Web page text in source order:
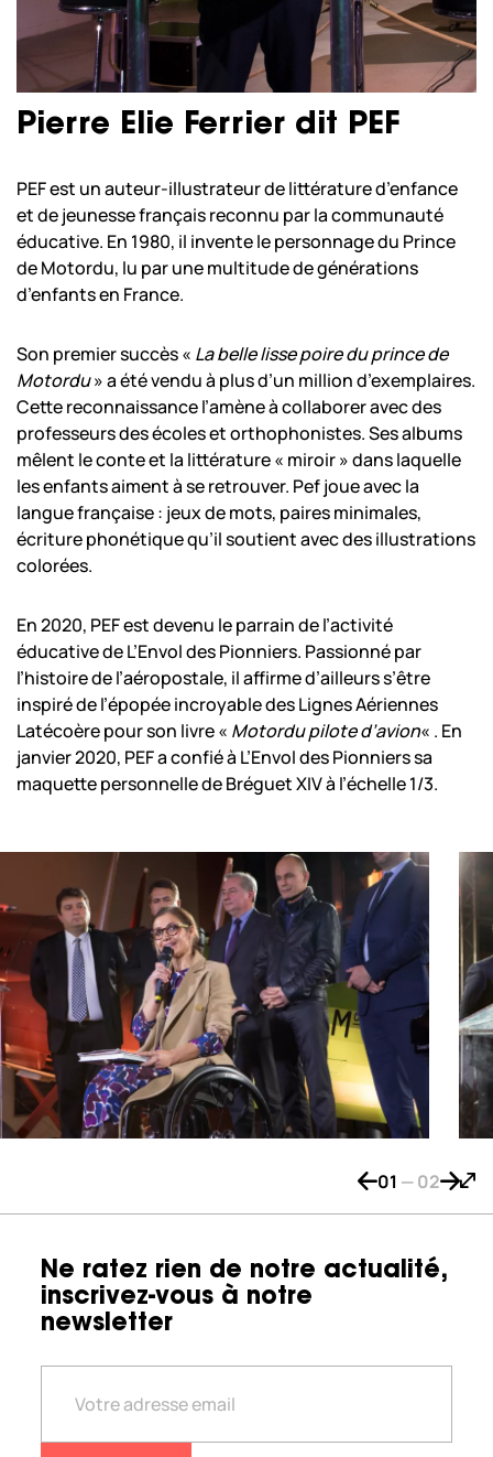
Pierre Elie Ferrier dit PEF
PEF est un auteur-illustrateur de littérature d’enfance
et de jeunesse français reconnu par la communauté
éducative. En 1980, il invente le personnage du Prince
de Motordu, lu par une multitude de générations
d’enfants en France.
Son premier succès « La belle lisse poire du prince de
Motordu» a été vendu à plus d’un million d’exemplaires.
Cette reconnaissance l’amène à collaborer avec des
professeurs des écoles et orthophonistes. Ses albums
mêlent le conte et la littérature « miroir » dans laquelle
les enfants aiment à se retrouver. Pef joue avec la
langue française : jeux de mots, paires minimales,
écriture phonétique qu’il soutient avec des illustrations
colorées.
En 2020, PEF est devenu le parrain de l’activité
éducative de L’Envol des Pionniers. Passionné par
l’histoire de l’aéropostale, il affirme d’ailleurs s’être
inspiré de l’épopée incroyable des Lignes Aériennes
Latécoère pour son livre « Motordu pilote d’avion« . En
janvier 2020, PEF a confié à L’Envol des Pionniers sa
maquette personnelle de Bréguet XIV à l’échelle 1/3.
Bouton de
01 —02
Ne ratez rien de notre actualité,
inscrivez-vous à notre
newsletter